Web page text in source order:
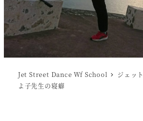
Jet Street Dance Wf School ジェッ
よ子先生の寝癖